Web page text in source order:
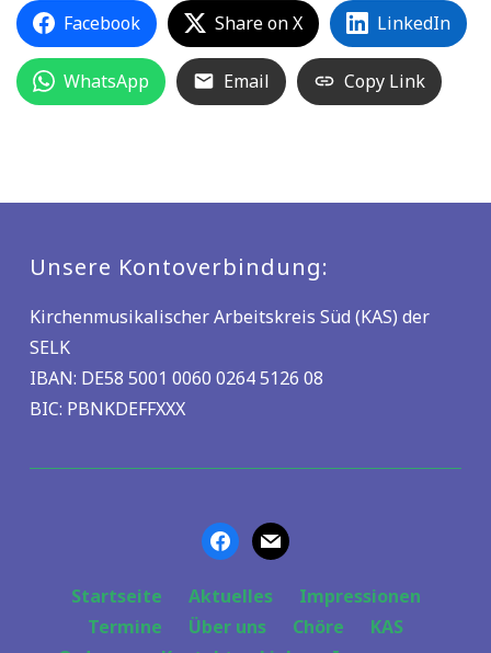
Facebook Share on X LinkedIn
WhatsApp Email Copy Link
Unsere Kontoverbindung:
Kirchenmusikalischer Arbeitskreis Süd (KAS) der
SELK
IBAN: DE58 5001 0060 0264 5126 08
BIC: PBNKDEFFXXX
Startseite Aktuelles
Impressionen
Termine
Über uns Chöre
KAS